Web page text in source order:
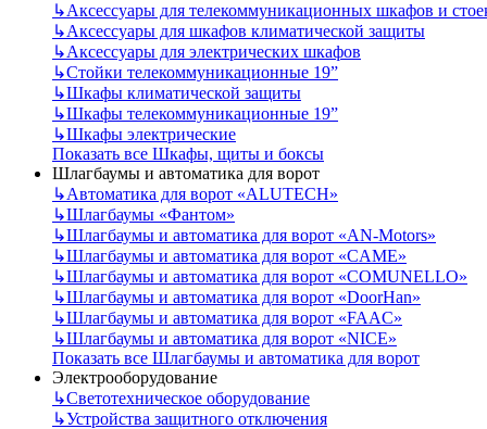
↳Аксессуары для телекоммуникационных шкафов и
↳Аксессуары для шкафов климатической защиты
↳Аксессуары для электрических шкафов
↳Стойки телекоммуникационные 19”
↳Шкафы климатической защиты
↳Шкафы телекоммуникационные 19”
↳Шкафы электрические
Показать все Шкафы, щиты и боксы
Шлагбаумы и автоматика для ворот
↳Автоматика для ворот «ALUTECH»
↳Шлагбаумы «Фантом»
↳Шлагбаумы и автоматика для ворот «AN-Motors»
↳Шлагбаумы и автоматика для ворот «CAME»
↳Шлагбаумы и автоматика для ворот «COMUNELLO»
↳Шлагбаумы и автоматика для ворот «DoorHan»
↳Шлагбаумы и автоматика для ворот «FAAC»
↳Шлагбаумы и автоматика для ворот «NICE»
Показать все Шлагбаумы и автоматика для ворот
Электрооборудование
↳Светотехническое оборудование
↳Устройства защитного отключения